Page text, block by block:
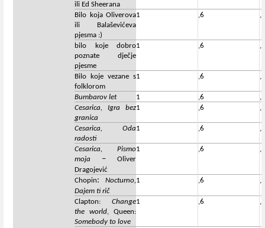
ili Ed Sheerana
Bilo koja Oliverova
ili Balaševićeva
pjesma :)
1 ,6 ,6
bilo koje dobro
poznate dječje
pjesme
1 ,6 ,6
Bilo koje vezane s
folklorom
1 ,6 ,6
Bumbarov let 1 ,6
,6
Cesarica, Igra bez
granica
1 ,6 ,6
Cesarica, Oda
radosti
1 ,6 ,6
Cesarica, Pismo
moja –
Oliver
Dragojević
1 ,6 ,6
Chopin:
Nocturno,
Dajem ti rič
1 ,6 ,6
Clapton: Change
the world, Queen:
Somebody to love
1 ,6 ,6